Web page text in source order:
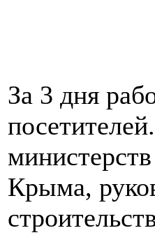
За 3 дня
Крыма,